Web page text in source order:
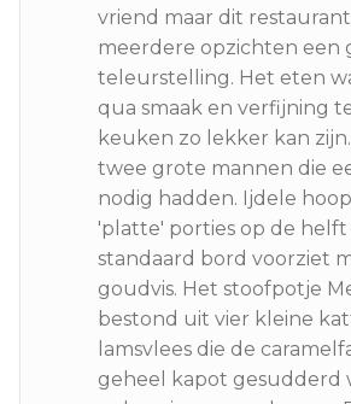
vriend maar dit restaurant
meerdere opzichten een
teleurstelling. Het eten
qua smaak en verfijning
keuken zo lekker kan
twee grote mannen die
nodig hadden. Ijdele
'platte' porties op de helft
standaard bord voorziet
goudvis. Het stoofpotje
bestond uit vier kleine
lamsvlees die de
geheel kapot gesudderd